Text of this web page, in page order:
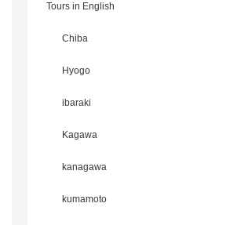
Tours in English
Chiba
Hyogo
ibaraki
Kagawa
kanagawa
kumamoto